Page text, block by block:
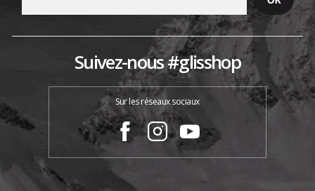
Suivez-nous #glisshop
Sur les réseaux sociaux